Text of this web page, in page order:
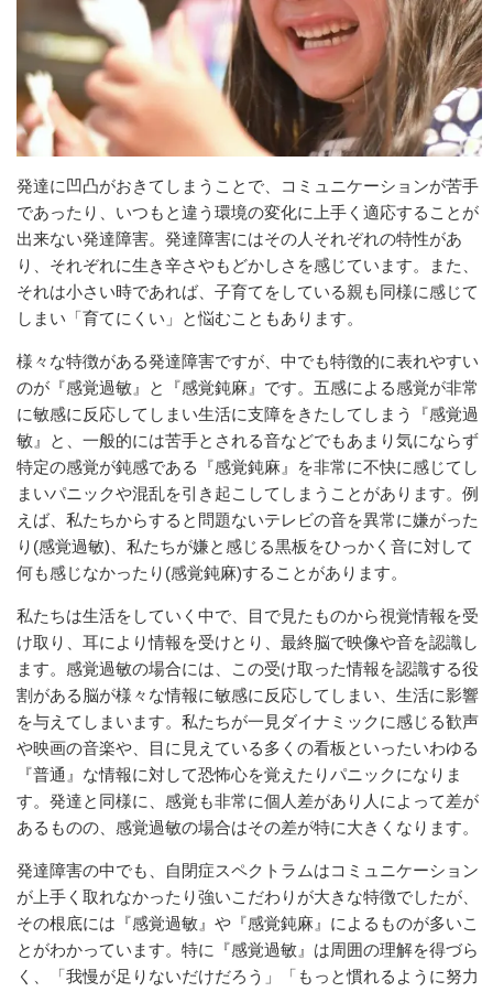
発達に凹凸がおきてしまうことで、コミュニケーションが苦手
であったり、いつもと違う環境の変化に上手く適応することが
出来ない発達障害。発達障害にはその人それぞれの特性があ
り、それぞれに生き辛さやもどかしさを感じています。また、
それは小さい時であれば、子育てをしている親も同様に感じて
しまい「育てにくい」と悩むこともあります。
様々な特徴がある発達障害ですが、中でも特徴的に表れやすい
のが『感覚過敏』と『感覚鈍麻』です。五感による感覚が非常
に敏感に反応してしまい生活に支障をきたしてしまう『感覚過
敏』と、一般的には苦手とされる音などでもあまり気にならず
特定の感覚が鈍感である『感覚鈍麻』を非常に不快に感じてし
まいパニックや混乱を引き起こしてしまうことがあります。例
えば、私たちからすると問題ないテレビの音を異常に嫌がった
り(感覚過敏)、私たちが嫌と感じる黒板をひっかく音に対して
何も感じなかったり(感覚鈍麻)することがあります。
私たちは生活をしていく中で、目で見たものから視覚情報を受
け取り、耳により情報を受けとり、最終脳で映像や音を認識し
ます。感覚過敏の場合には、この受け取った情報を認識する役
割がある脳が様々な情報に敏感に反応してしまい、生活に影響
を与えてしまいます。私たちが一見ダイナミックに感じる歓声
や映画の音楽や、目に見えている多くの看板といったいわゆる
『普通』な情報に対して恐怖心を覚えたりパニックになりま
す。発達と同様に、感覚も非常に個人差があり人によって差が
あるものの、感覚過敏の場合はその差が特に大きくなります。
発達障害の中でも、自閉症スペクトラムはコミュニケーション
が上手く取れなかったり強いこだわりが大きな特徴でしたが、
その根底には『感覚過敏』や『感覚鈍麻』によるものが多いこ
とがわかっています。特に『感覚過敏』は周囲の理解を得づら
く、「我慢が足りないだけだろう」「もっと慣れるように努力